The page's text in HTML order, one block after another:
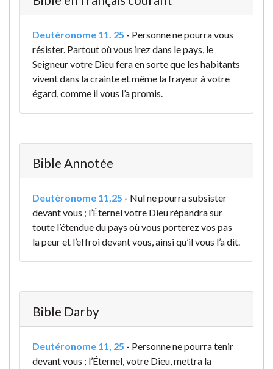
Deutéronome 11. 25 - Personne ne pourra vous
résister. Partout où vous irez dans le pays, le
Seigneur votre Dieu fera en sorte que les habitants
vivent dans la crainte et même la frayeur à votre
égard, comme il vous l’a promis.
Bible Annotée
Deutéronome 11,25 - Nul ne pourra subsister
devant vous ; l’Éternel votre Dieu répandra sur
toute l’étendue du pays où vous porterez vos pas
la peur et l’effroi devant vous, ainsi qu’il vous l’a dit.
Bible Darby
Deutéronome 11, 25 - Personne ne pourra tenir
devant vous ; l’Éternel, votre Dieu, mettra la